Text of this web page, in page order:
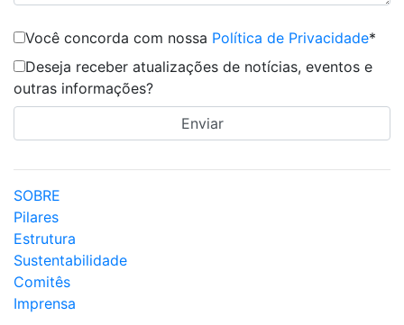
Você concorda com nossa Política de Privacidade*
Deseja receber atualizações de notícias, eventos e
outras informações?
SOBRE
Pilares
Estrutura
Sustentabilidade
Comitês
Imprensa